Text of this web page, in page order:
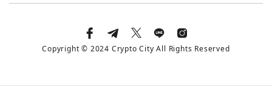
Copyright © 2024 Crypto City All Rights Reserved